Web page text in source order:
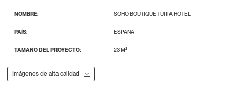
NOMBRE: SOHO BOUTIQUE TURIA HOTEL
PAÍS: ESPAÑA
TAMAÑO DEL PROYECTO: 23 M²
Imágenes de alta calidad